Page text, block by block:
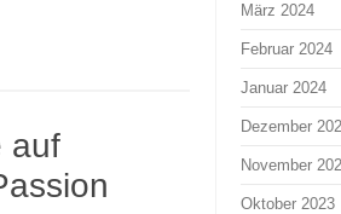
auf
März 2024
Februar 2024
Januar 2024
Dezember
November
Oktober 2023